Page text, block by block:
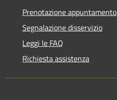
Prenotazione appuntamento
Segnalazione disservizio
Leggi le FAQ
Richiesta assistenza